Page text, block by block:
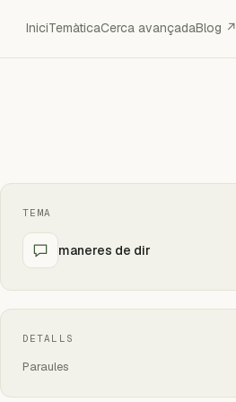
IniciTemàticaCerca avançadaBlog ↗
TEMA
maneres de dir
DETALLS
Paraules